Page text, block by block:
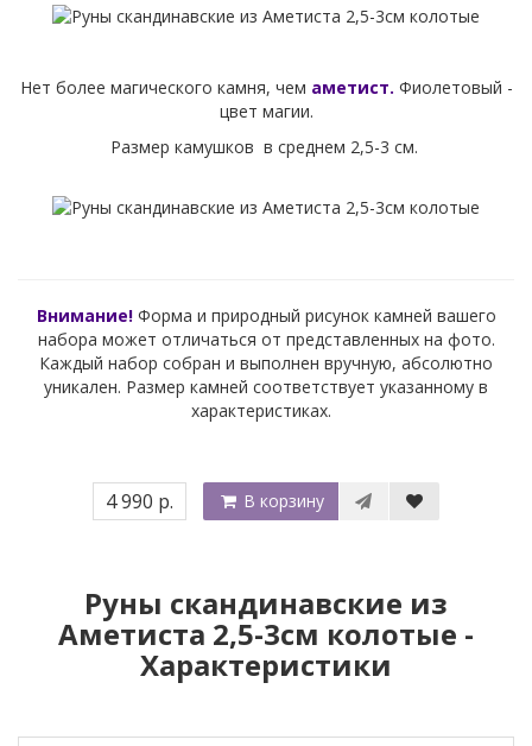
Нет более магического камня, чем аметист. Фиолетовый -
цвет магии.
Размер камушков в среднем 2,5-3 см.
Внимание!Форма и природный рисунок камней вашего
набора может отличаться от представленных на фото.
Каждый набор собран и выполнен вручную, абсолютно
уникален. Размер камней соответствует указанному в
характеристиках.
4 990 р. В корзину
Руны скандинавские из
Аметиста 2,5-3см колотые -
Характеристики